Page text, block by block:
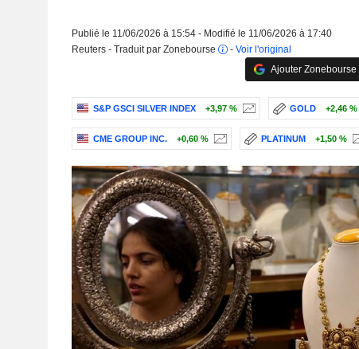
Publié le 11/06/2026 à 15:54 - Modifié le 11/06/2026 à 17:40
Reuters - Traduit par Zonebourse
- Voir l'original
Ajouter
S&P GSCI SILVER INDEX +3,97 % GOLD +2,46 %
CME GROUP INC. +0,60 % PLATINUM +1,50 %